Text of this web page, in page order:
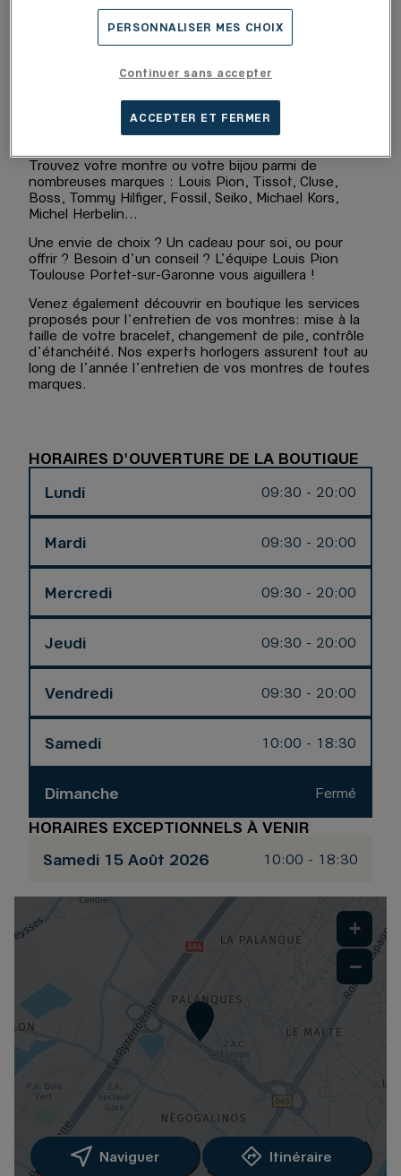
Garonne vous accueille à Portet-sur-Garonne.
leader de la distribution horlogère avec plus de 70
présentées dans un réseau de 120 boutiques en
France en centre-ville, centres commerciaux et au
sein de corners Galeries Lafayette.
Trouvez votre montre ou votre bijou parmi de
nombreuses marques : Louis Pion, Tissot, Cluse,
Boss, Tommy Hilfiger, Fossil, Seiko, Michael Kors,
Michel Herbelin...
Une envie de choix ? Un cadeau pour soi, ou pour
offrir ? Besoin d’un conseil ? L’équipe Louis Pion
Toulouse Portet-sur-Garonne vous aiguillera !
Venez également découvrir en boutique les services
proposés pour l’entretien de vos montres: mise à la
taille de votre bracelet, changement de pile, contrôle
d’étanchéité. Nos experts horlogers assurent tout au
long de l’année l’entretien de vos montres de toutes
marques.
HORAIRES D'OUVERTURE DE LA BOUTIQUE
Lundi
09:30 - 20:00
Mardi 09:30 - 20:00
Mercredi 09:30 - 20:00
Jeudi 09:30 - 20:00
Vendredi 09:30 - 20:00
Samedi 10:00 - 18:30
Dimanche Fermé
HORAIRES EXCEPTIONNELS À VENIR
Samedi 15 Août 2026
10:00 - 18:30
+
−
Naviguer Itinéraire
PERSONNALISER MES CHOIX
Continuer sans accepter
ACCEPTER ET FERMER